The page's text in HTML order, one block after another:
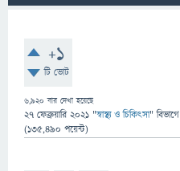
+1
টি ভোট
6,920 বার দেখা হয়েছে
27 ফেব্রুয়ারি 2021 "স্বাস্থ্য ও চিকিৎসা" বিভাগে
(135,490 পয়েন্ট)